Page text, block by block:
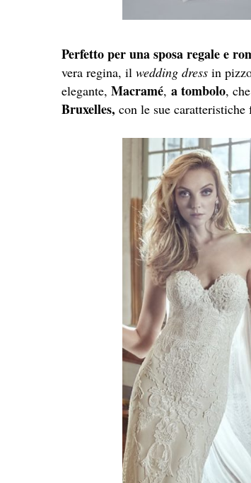
Perfetto per una sposaregale e
vera regina, il wedding dress in
elegante, Macramé, a tombolo,
Bruxelles, con le sue